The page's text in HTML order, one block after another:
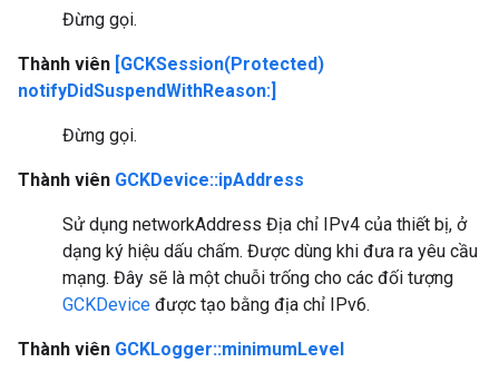
Đừng gọi.
Thành viên [GCKSession(Protected)
notifyDidSuspendWithReason:]
Đừng gọi.
Thành viên GCKDevice::ipAddress
Sử dụng networkAddress Địa chỉ IPv4 của thiết bị, ở
dạng ký hiệu dấu chấm. Được dùng khi đưa ra yêu cầu
mạng. Đây sẽ là một chuỗi trống cho các đối tượng
GCKDevice được tạo bằng địa chỉ IPv6.
Thành viên GCKLogger::minimumLevel